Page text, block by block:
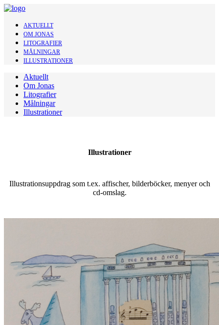
AKTUELLT
OM JONAS
LITOGRAFIER
MÅLNINGAR
ILLUSTRATIONER
Aktuellt
Om Jonas
Litografier
Målningar
Illustrationer
Illustrationer
Illustrationsuppdrag som t.ex. affischer, bilderböcker, menyer och
cd-omslag.